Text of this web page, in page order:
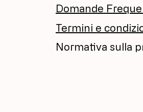
Domande
Termini e
Normativa sulla